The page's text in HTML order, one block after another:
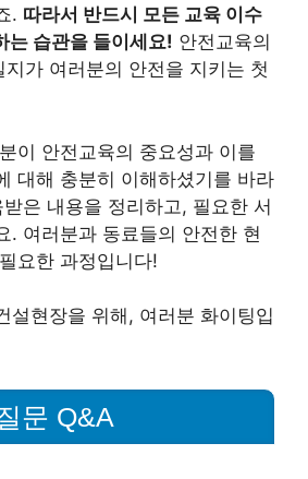
. 따라서 반드시 모든 교육 이수
는 습관을 들이세요! 안전교육의
가 여러분의 안전을 지키는 첫
이 안전교육의 중요성과 이를
대해 충분히 이해하셨기를 바라
은 내용을 정리하고, 필요한 서
. 여러분과 동료들의 안전한 현
요한 과정입니다!
설현장을 위해, 여러분 화이팅입
문 Q&A